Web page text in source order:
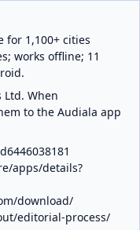
for 1,100+ cities
works offline; 11
Ltd. When
to the Audiala app
apps/details?
download/
editorial-process/